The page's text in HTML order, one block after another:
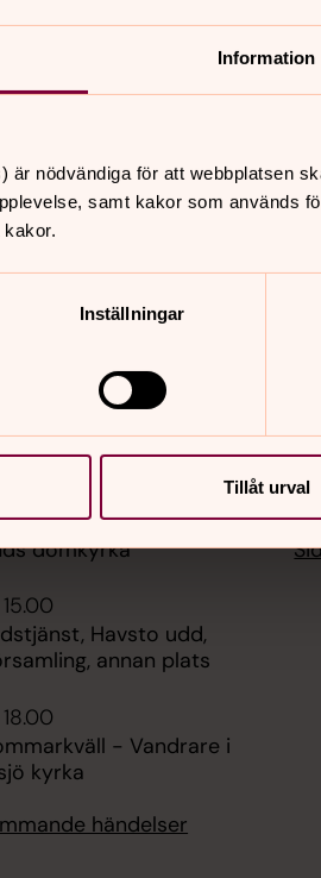
Information
är nödvändiga för att webbplatsen
samt kakor som används
Inställningar
Tillåt urval
gamla kyrka
- livesänds,
domkyrka
Havsto udd,
annan plats
- Vandrare i
kyrka
händelser